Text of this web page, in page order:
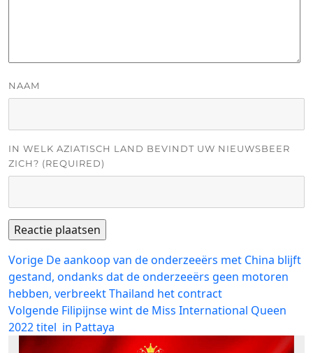
NAAM
IN WELK AZIATISCH LAND BEVINDT UW NIEUWSBEER
ZICH? (REQUIRED)
Bericht
navigatie
Vorige Vorig
bericht:
De aankoop van de onderzeeërs met China blijft
gestand, ondanks dat de onderzeeërs geen motoren
hebben, verbreekt Thailand het contract
Volgende Volgend
bericht:
Filipijnse wint de Miss International Queen
2022 titel in Pattaya